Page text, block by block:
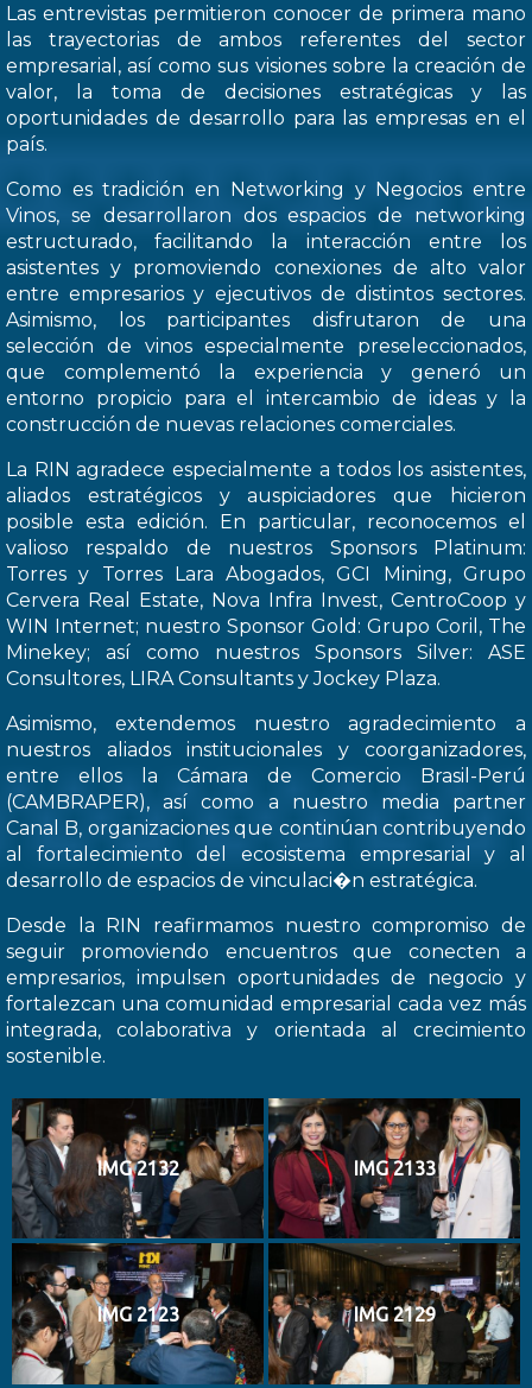
Las entrevistas permitieron conocer de primera mano
las trayectorias de ambos referentes del sector
empresarial, así como sus visiones sobre la creación de
valor, la toma de decisiones estratégicas y las
oportunidades de desarrollo para las empresas en el
país.
Como es tradición en Networking y Negocios entre
Vinos, se desarrollaron dos espacios de networking
estructurado, facilitando la interacción entre los
asistentes y promoviendo conexiones de alto valor
entre empresarios y ejecutivos de distintos sectores.
Asimismo, los participantes disfrutaron de una
selección de vinos especialmente preseleccionados,
que complementó la experiencia y generó un
entorno propicio para el intercambio de ideas y la
construcción de nuevas relaciones comerciales.
La RIN agradece especialmente a todos los asistentes,
aliados estratégicos y auspiciadores que hicieron
posible esta edición. En particular, reconocemos el
valioso respaldo de nuestros Sponsors Platinum:
Torres y Torres Lara Abogados, GCI Mining, Grupo
Cervera Real Estate, Nova Infra Invest, CentroCoop y
WIN Internet; nuestro Sponsor Gold: Grupo Coril, The
Minekey; así como nuestros Sponsors Silver: ASE
Consultores, LIRA Consultants y Jockey Plaza.
Asimismo, extendemos nuestro agradecimiento a
nuestros aliados institucionales y coorganizadores,
entre ellos la Cámara de Comercio Brasil-Perú
(CAMBRAPER), así como a nuestro media partner
Canal B, organizaciones que continúan contribuyendo
al fortalecimiento del ecosistema empresarial y al
desarrollo de espacios de vinculaci�n estratégica.
Desde la RIN reafirmamos nuestro compromiso de
seguir promoviendo encuentros que conecten a
empresarios, impulsen oportunidades de negocio y
fortalezcan una comunidad empresarial cada vez más
integrada, colaborativa y orientada al crecimiento
sostenible.
IMG 2132 IMG 2133
IMG 2123 IMG 2129